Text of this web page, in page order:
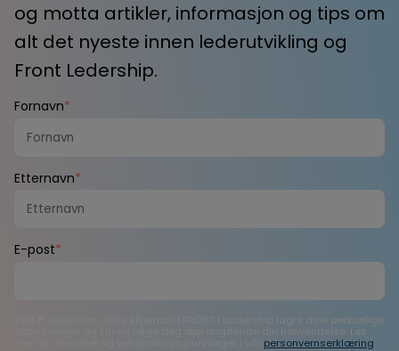
og motta artikler, informasjon og tips om
alt det nyeste innen lederutvikling og
Front Ledership.
Fornavn*
Etternavn*
E-post*
Ved å sende inn dette skjema vil FRONT Leadership lagre dine personlige
opplysninger, og kunne følge deg opp angående din henvendelse. Les
personvernserklæring